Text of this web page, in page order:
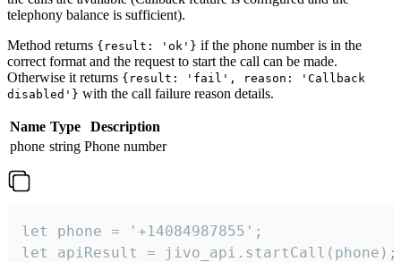
telephony balance is sufficient).
Method returns {result: 'ok'} if the phone number is in the
correct format and the request to start the call can be made.
Otherwise it returns {result: 'fail', reason: 'Callback
disabled'} with the call failure reason details.
Name Type
Description
phone string Phone number
let phone = '+14084987855';
let apiResult = jivo_api.startCall(phone);